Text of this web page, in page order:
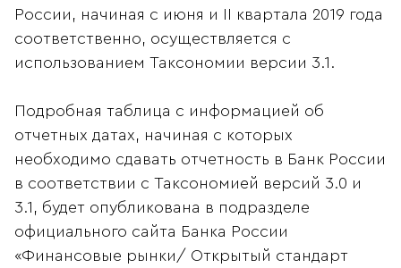
России, начиная с июня и II квартала 2019 года
соответственно, осуществляется с
использованием Таксономии версии 3.1.
Подробная таблица с информацией об
отчетных датах, начиная с которых
необходимо сдавать отчетность в Банк России
в соответствии с Таксономией версий 3.0 и
3.1, будет опубликована в подразделе
официального сайта Банка России
«Финансовые рынки/ Открытый стандарт